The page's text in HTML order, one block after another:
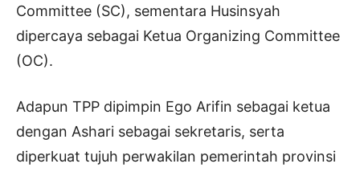
Committee (SC), sementara Husinsyah
dipercaya sebagai Ketua Organizing Committee
(OC).
Adapun TPP dipimpin Ego Arifin sebagai ketua
dengan Ashari sebagai sekretaris, serta
diperkuat tujuh perwakilan pemerintah provinsi